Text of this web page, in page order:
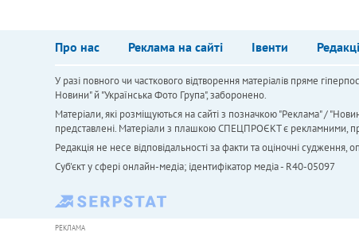
Про нас Реклама на сайті Івенти
У разі повного чи часткового відтворення матеріалів пряме
Новини" й "Українська Фото Група", заборонено.
Матеріали, які розміщуються на сайті з позначкою "Реклама" /
представлені. Матеріали з плашкою СПЕЦПРОЄКТ є рекламними,
Редакція не несе відповідальності за факти та оціночні
Cуб'єкт у сфері онлайн-медіа; ідентифікатор медіа - R40-05097
РЕКЛАМА